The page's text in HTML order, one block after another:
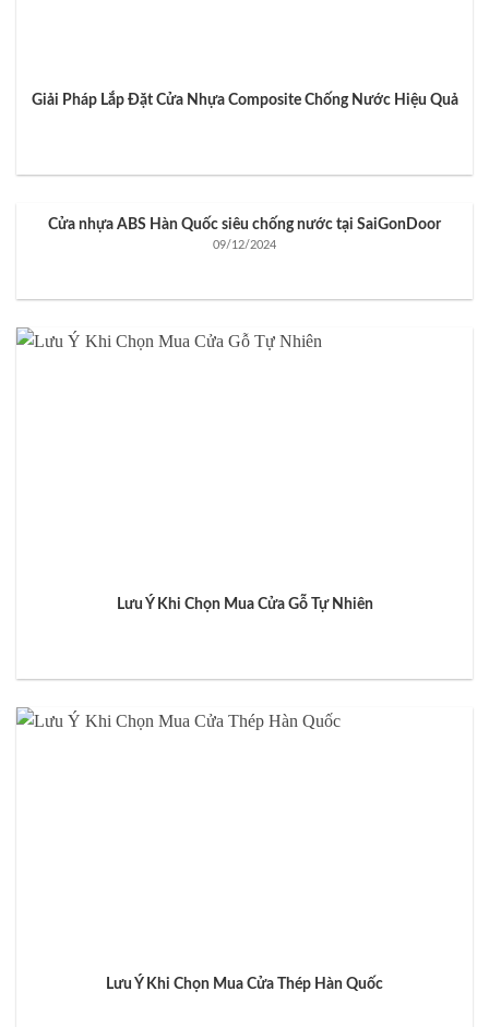
Giải Pháp Lắp Đặt Cửa Nhựa Composite Chống Nước Hiệu Quả
Cửa nhựa ABS Hàn Quốc siêu chống nước tại SaiGonDoor
09/12/2024
Lưu Ý Khi Chọn Mua Cửa Gỗ Tự Nhiên
Lưu Ý Khi Chọn Mua Cửa Thép Hàn Quốc